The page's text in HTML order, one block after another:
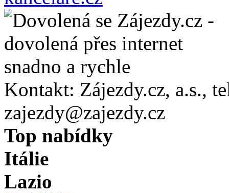
Kontakt: Zájezdy.cz, a.s.,
zajezdy@zajezdy.cz
Top nabídky
Itálie
Lazio